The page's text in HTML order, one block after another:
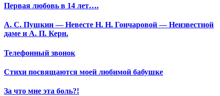
Первая любовь в 14 лет….
А. С. Пушкин — Невесте Н. Н. Гончаровой — Неизвестной
даме и А. П. Керн.
Телефонный звонок
Стихи посвящаются моей любимой бабушке
За что мне эта боль?!